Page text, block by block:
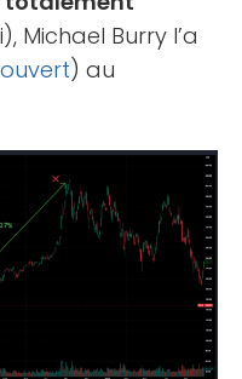
Michael Burry l’a
) au